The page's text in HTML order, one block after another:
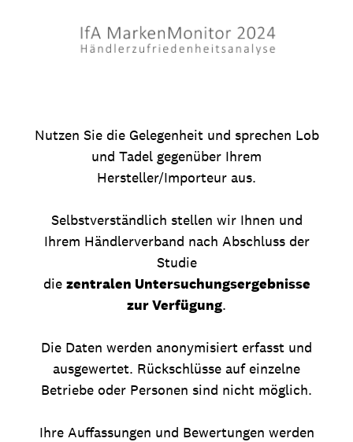
Nutzen Sie die Gelegenheit und sprechen Lob
und Tadel gegenüber Ihrem
Hersteller/Importeur aus.
Selbstverständlich stellen wir Ihnen und
Ihrem Händlerverband nach Abschluss der
Studie
die zentralen Untersuchungsergebnisse
zur Verfügung.
Die Daten werden anonymisiert erfasst und
ausgewertet. Rückschlüsse auf einzelne
Betriebe oder Personen sind nicht möglich.
Ihre Auffassungen und Bewertungen werden